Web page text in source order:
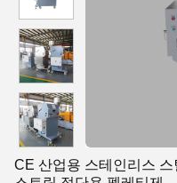
CE 산업용 스테인리스